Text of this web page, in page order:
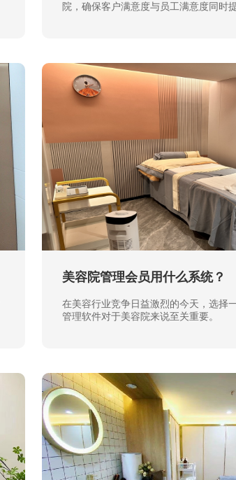
院，确保客户满意度与员工满意度同时
美容院管理会员用什么系统？
在美容行业竞争日益激烈的今天，选择
管理软件对于美容院来说至关重要。